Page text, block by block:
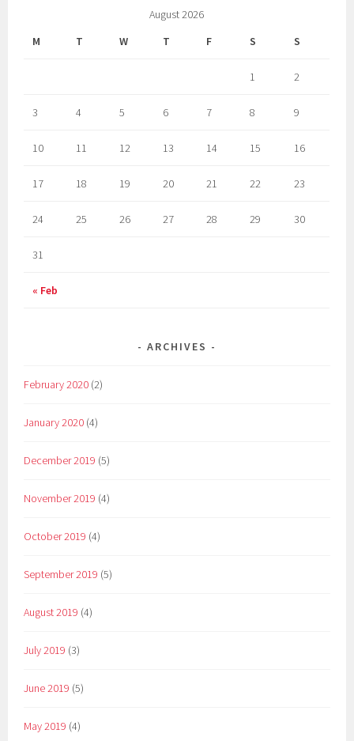
August 2026
M
T W T F S S
« Feb
1 2
3 4 5 6 7 8 9
10 11 12 13 14 15 16
17 18 19 20 21 22 23
24 25 26 27 28 29 30
31
ARCHIVES
February 2020 (2)
January 2020 (4)
December 2019 (5)
November 2019 (4)
October 2019 (4)
September 2019 (5)
August 2019 (4)
July 2019 (3)
June 2019 (5)
May 2019 (4)